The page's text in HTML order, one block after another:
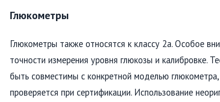
Глюкометры
Глюкометры также относятся к классу 2а. Особое
точности измерения уровня глюкозы и калибровке.
быть совместимы с конкретной моделью
проверяется при сертификации. Использование